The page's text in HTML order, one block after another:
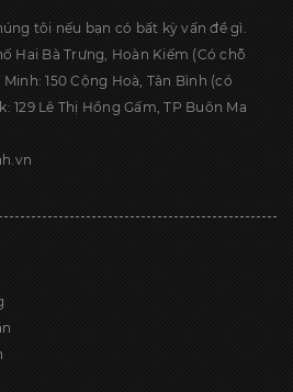
tôi nếu bạn có bất kỳ vấn đề gì.
Hai Bà Trưng, Hoàn Kiếm (Có chỗ
150 Cộng Hoà, Tân Bình (có
129 Lê Thị Hồng Gấm, TP Buôn Ma